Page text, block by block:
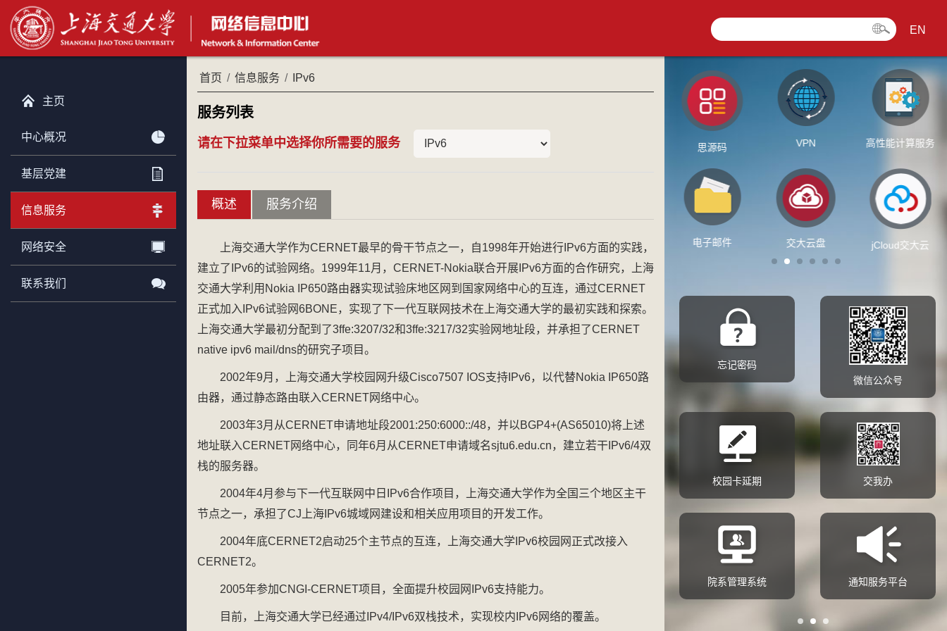
EN
主页
中心概况
基层党建
信息服务
网络安全
联系我们
首页 / 信息服务 / IPv6
服务列表
请在下拉菜单中选择你所需要的服务
概述 服务介绍
上海交通大学作为CERNET最早的骨干节点之一，自1998年开始进行IPv6方面的实践，
建立了IPv6的试验网络。1999年11月，CERNET-Nokia联合开展IPv6方面的合作研究，上海
交通大学利用Nokia IP650路由器实现试验床地区网到国家网络中心的互连，通过CERNET
正式加入IPv6试验网6BONE，实现了下一代互联网技术在上海交通大学的最初实践和探索。
上海交通大学最初分配到了3ffe:3207/32和3ffe:3217/32实验网地址段，并承担了CERNET
native ipv6 mail/dns的研究子项目。
2002年9月，上海交通大学校园网升级Cisco7507 IOS支持IPv6，以代替Nokia IP650路
由器，通过静态路由联入CERNET网络中心。
2003年3月从CERNET申请地址段2001:250:6000::/48，并以BGP4+(AS65010)将上述
地址联入CERNET网络中心，同年6月从CERNET申请域名sjtu6.edu.cn，建立若干IPv6/4双
栈的服务器。
2004年4月参与下一代互联网中日IPv6合作项目，上海交通大学作为全国三个地区主干
节点之一，承担了CJ上海IPv6城域网建设和相关应用项目的开发工作。
2004年底CERNET2启动25个主节点的互连，上海交通大学IPv6校园网正式改接入
CERNET2。
2005年参加CNGI-CERNET项目，全面提升校园网IPv6支持能力。
目前，上海交通大学已经通过IPv4/IPv6双栈技术，实现校内IPv6网络的覆盖。
jAccount账号 电子邮件 交大云盘
高性能计算服务
jCloud交大云
忘记密码
校园卡延期
院系管理系统
微信公众号
交我办
通知服务平台